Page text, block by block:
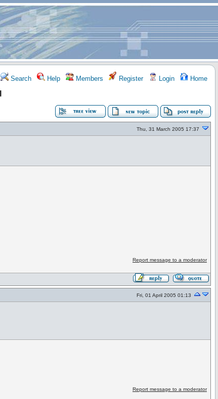
Search Help Members Register Login Home
Thu, 31 March 2005 17:37
Report message to a moderator
Fri, 01 April 2005 01:13
Report message to a moderator